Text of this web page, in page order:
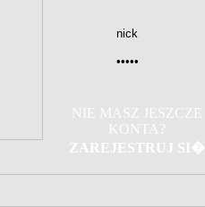
NIE MASZ JESZCZE
KONTA?
ZAREJESTRUJ SI�